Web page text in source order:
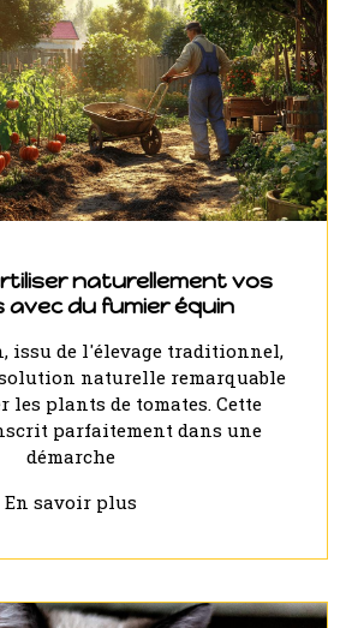
naturellement vos
du fumier équin
issu de l'élevage traditionnel,
naturelle remarquable
plants de tomates. Cette
parfaitement dans une
démarche
En savoir plus